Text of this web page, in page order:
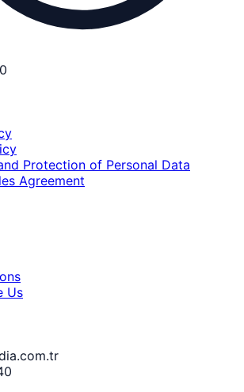
Protection of Personal Data
Agreement
Us